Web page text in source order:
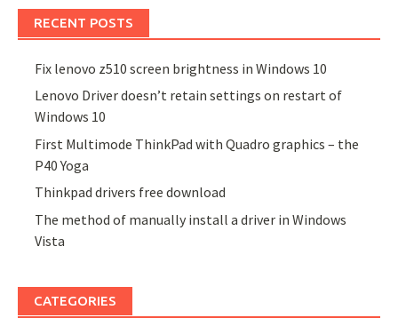
RECENT POSTS
Fix lenovo z510 screen brightness in Windows 10
Lenovo Driver doesn’t retain settings on restart of
Windows 10
First Multimode ThinkPad with Quadro graphics – the
P40 Yoga
Thinkpad drivers free download
The method of manually install a driver in Windows
Vista
CATEGORIES